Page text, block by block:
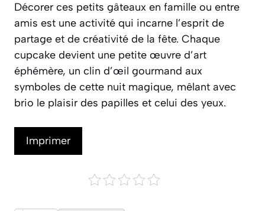
Décorer ces petits gâteaux en famille ou entre
amis est une activité qui incarne l’esprit de
partage et de créativité de la fête. Chaque
cupcake devient une petite œuvre d’art
éphémère, un clin d’œil gourmand aux
symboles de cette nuit magique, mêlant avec
brio le plaisir des papilles et celui des yeux.
Imprimer